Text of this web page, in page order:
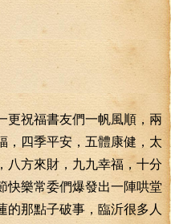
更祝福書友們一帆風順，兩
，四季平安，五體康健，太
八方來財，九九幸福，十分
快樂常委們爆發出一陣哄堂
的那點子破事，臨沂很多人